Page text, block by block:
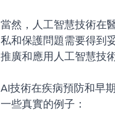
當然，人工智慧技術在
私和保護問題需要得到
推廣和應用人工智慧技
AI技術在疾病預防和早
一些真實的例子：